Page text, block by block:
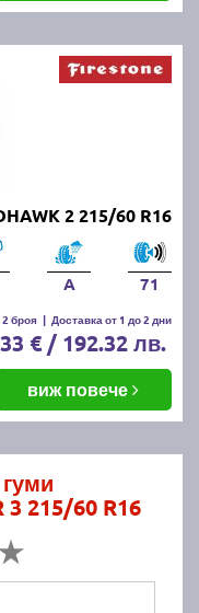
2 215/60 R16
A 71
броя | Доставка от 1 до 2 дни
€ / 192.32 лв.
виж повече
3 215/60 R16